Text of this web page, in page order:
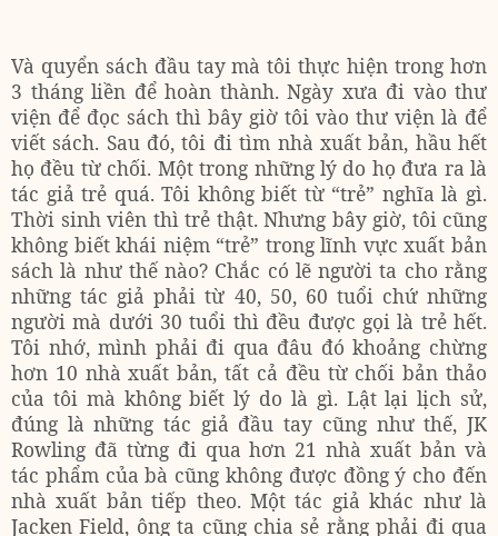
Và quyển sách đầu tay mà tôi thực hiện trong hơn
3 tháng liền để hoàn thành. Ngày xưa đi vào thư
viện để đọc sách thì bây giờ tôi vào thư viện là để
viết sách. Sau đó, tôi đi tìm nhà xuất bản, hầu hết
họ đều từ chối. Một trong những lý do họ đưa ra là
tác giả trẻ quá. Tôi không biết từ “trẻ” nghĩa là gì.
Thời sinh viên thì trẻ thật. Nhưng bây giờ, tôi cũng
không biết khái niệm “trẻ” trong lĩnh vực xuất bản
sách là như thế nào? Chắc có lẽ người ta cho rằng
những tác giả phải từ 40, 50, 60 tuổi chứ những
người mà dưới 30 tuổi thì đều được gọi là trẻ hết.
Tôi nhớ, mình phải đi qua đâu đó khoảng chừng
hơn 10 nhà xuất bản, tất cả đều từ chối bản thảo
của tôi mà không biết lý do là gì. Lật lại lịch sử,
đúng là những tác giả đầu tay cũng như thế, JK
Rowling đã từng đi qua hơn 21 nhà xuất bản và
tác phẩm của bà cũng không được đồng ý cho đến
nhà xuất bản tiếp theo. Một tác giả khác như là
Jacken Field, ông ta cũng chia sẻ rằng phải đi qua